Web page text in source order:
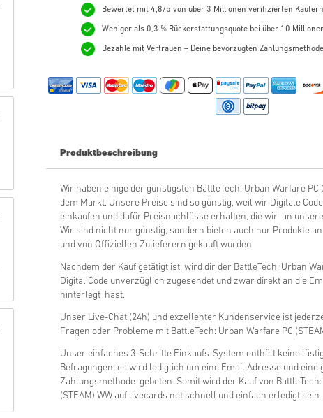
Bewertet mit 4,8/5 von über 3 Millionen verifizierten
Weniger als 0,3 % Rückerstattungsquote bei über 10
Bezahle mit Vertrauen – Deine bevorzugten
Produktbeschreibung
Wir haben einige der günstigsten BattleTech: Urban Warfare PC
dem Markt. Unsere Preise sind so günstig, weil wir Digitale
einkaufen und dafür Preisnachlässe erhalten, die wir an
Wir sind nicht nur günstig, sondern bieten auch nur Produkte an
und von Offiziellen Zulieferern gekauft wurden.
Nachdem der Kauf getätigt ist, wird dir der BattleTech: Urban
Digital Code unverzüglich zugesendet und zwar direkt an die
hinterlegt hast.
Unser Live-Chat (24h) und exzellenter Kundenservice ist
Fragen oder Probleme mit BattleTech: Urban Warfare PC
Unser einfaches 3-Schritte Einkaufs-System enthält keine
Befragungen, es wird lediglich um eine Email Adresse und eine
Zahlungsmethode gebeten. Somit wird der Kauf von
(STEAM) WW auf livecards.net schnell und einfach erledigt sein.